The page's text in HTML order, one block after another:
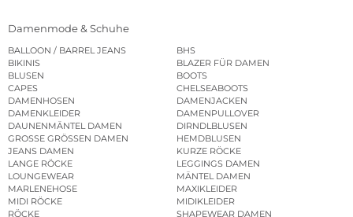
Damenmode & Schuhe
BALLOON / BARREL JEANS
BHS
BIKINIS
BLAZER FÜR DAMEN
BLUSEN
BOOTS
CAPES
CHELSEABOOTS
DAMENHOSEN
DAMENJACKEN
DAMENKLEIDER
DAMENPULLOVER
DAUNENMÄNTEL DAMEN
DIRNDLBLUSEN
GROSSE GRÖSSEN DAMEN
HEMDBLUSEN
JEANS DAMEN
KURZE RÖCKE
LANGE RÖCKE
LEGGINGS DAMEN
LOUNGEWEAR
MÄNTEL DAMEN
MARLENEHOSE
MAXIKLEIDER
MIDI RÖCKE
MIDIKLEIDER
RÖCKE
SHAPEWEAR DAMEN